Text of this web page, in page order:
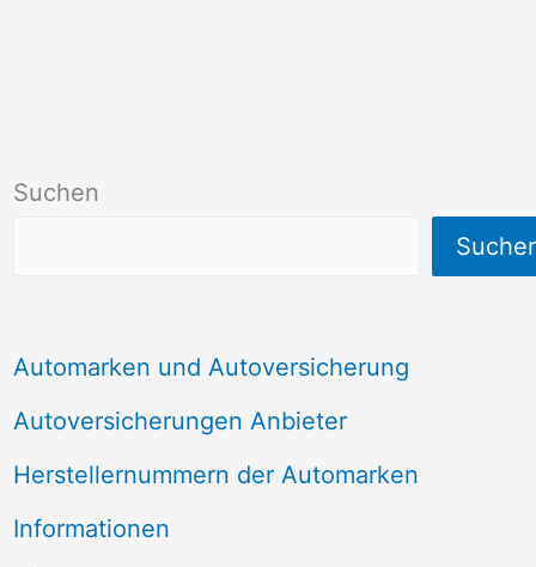
Suchen
Automarken und Autoversicherung
Autoversicherungen Anbieter
Herstellernummern der Automarken
Informationen